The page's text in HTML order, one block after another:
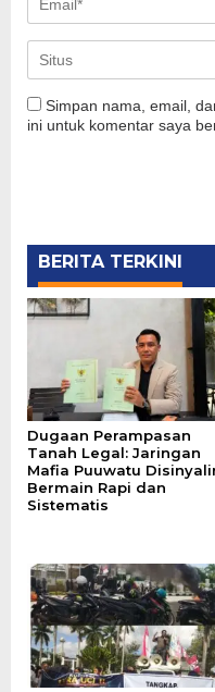
Simpan nama, email,
ini untuk komentar saya
BERITA TERKINI
Dugaan Perampasan
Tanah Legal: Jaringan
Mafia Puuwatu
Bermain Rapi dan
Sistematis